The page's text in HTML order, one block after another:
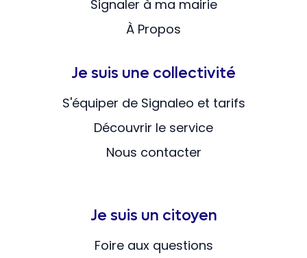
Signaler à ma mairie
À Propos
Je suis une collectivité
S'équiper de Signaleo et tarifs
Découvrir le service
Nous contacter
Je suis un citoyen
Foire aux questions